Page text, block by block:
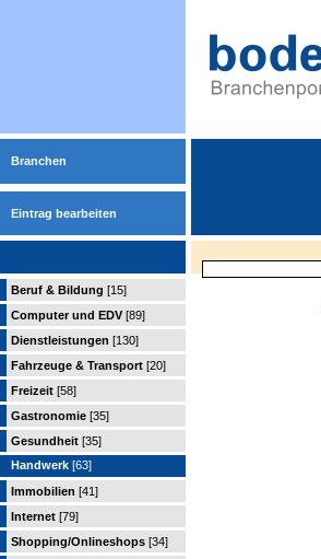
Branchen
Eintrag bearbeiten
Beruf & Bildung [15]
Computer und EDV [89]
Dienstleistungen [130]
Fahrzeuge & Transport [20]
Freizeit [58]
Gastronomie [35]
Gesundheit [35]
Handwerk [63]
Immobilien [41]
Internet [79]
Shopping/Onlineshops [34]